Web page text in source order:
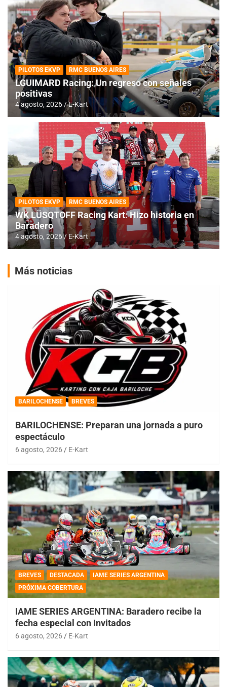
PILOTOS EKVP RMC BUENOS AIRES
LGUIMARD Racing: Un regreso con señales
positivas
4 agosto, 2026 E-Kart
PILOTOS EKVP RMC BUENOS AIRES
WK LÜSQTOFF Racing Kart: Hizo historia en
Baradero
4 agosto, 2026 E-Kart
Más noticias
BARILOCHENSE BREVES
BARILOCHENSE: Preparan una jornada a puro
espectáculo
6 agosto, 2026 E-Kart
BREVES DESTACADA
IAME SERIES ARGENTINA
PRÓXIMA COBERTURA
IAME SERIES ARGENTINA: Baradero recibe la
fecha especial con Invitados
6 agosto, 2026 E-Kart